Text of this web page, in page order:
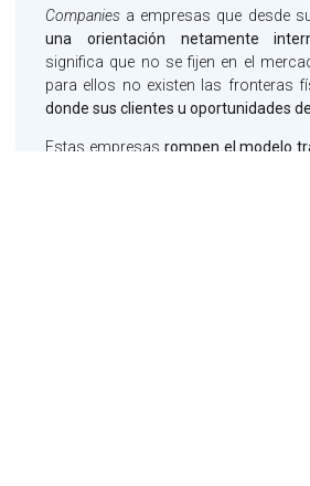
Companiesa empresas que desde
una orientación netamente
significa que no se fijen en el
para ellos no existen las fronteras
donde sus clientes u oportunidades
Estas empresas rompen el modelo